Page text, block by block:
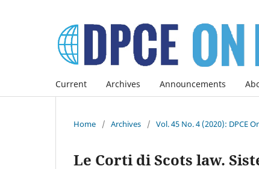
Current Archives Announcements
Home / Archives / Vol. 45 No. 4 (2020): DPCE
Le Corti di Scots law.